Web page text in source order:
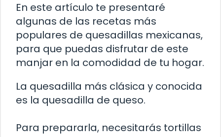
En este artículo te presentaré
algunas de las recetas más
populares de quesadillas mexicanas,
para que puedas disfrutar de este
manjar en la comodidad de tu hogar.
La quesadilla más clásica y conocida
es la quesadilla de queso.
Para prepararla, necesitarás tortillas